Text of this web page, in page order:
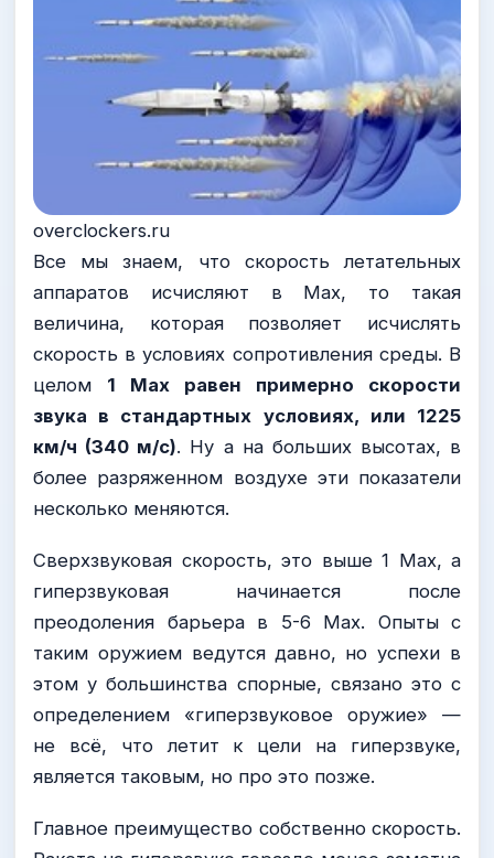
overclockers.ru
Все мы знаем, что скорость летательных
аппаратов исчисляют в Мах, то такая
величина, которая позволяет исчислять
скорость в условиях сопротивления среды. В
целом 1 Мах равен примерно скорости
звука в стандартных условиях, или 1225
км/ч (340 м/с). Ну а на больших высотах, в
более разряженном воздухе эти показатели
несколько меняются.
Сверхзвуковая скорость, это выше 1 Мах, а
гиперзвуковая начинается после
преодоления барьера в 5-6 Мах. Опыты с
таким оружием ведутся давно, но успехи в
этом у большинства спорные, связано это с
определением «гиперзвуковое оружие» —
не всё, что летит к цели на гиперзвуке,
является таковым, но про это позже.
Главное преимущество собственно скорость.